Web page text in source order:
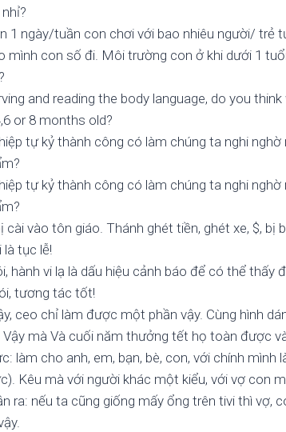
1 ngày/tuần con chơi với bao nhiêu người/ trẻ tư
mình con số đi. Môi trường con ở khi dưới 1
and reading the body language, do you
or 8 months old?
tự kỷ thành công có làm chúng ta nghi
tự kỷ thành công có làm chúng ta nghi
cài vào tôn giáo. Thánh ghét tiền, ghét xe, $, bị
tục lễ!
hành vi lạ là dấu hiệu cảnh báo để có thể
tương tác tốt!
ceo chỉ làm được một phần vậy. Cùng hình
Vậy mà Và cuối năm thưởng tết họ toàn được
làm cho anh, em, bạn, bè, con, với chính
Kêu mà với người khác một kiểu, với vợ con
ra: nếu ta cũng giống mấy ổng trên tivi thì vợ,